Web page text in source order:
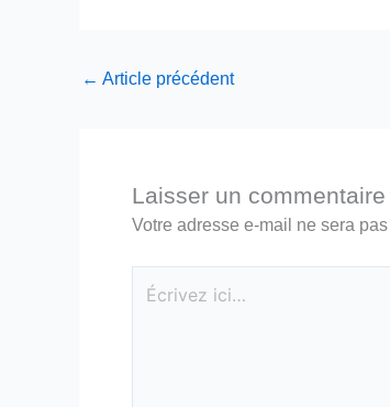
← Article précédent
Laisser un commentaire
Votre adresse e-mail ne sera
ici…